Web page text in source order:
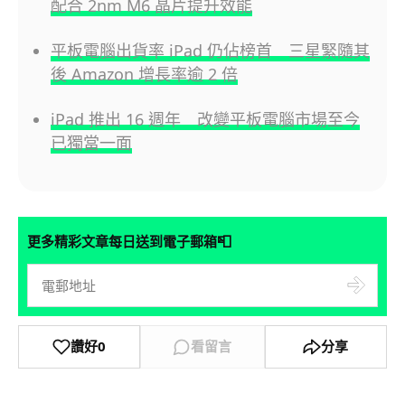
配合 2nm M6 晶片提升效能
平板電腦出貨率 iPad 仍佔榜首 三星緊隨其
後 Amazon 增長率逾 2 倍
iPad 推出 16 週年 改變平板電腦市場至今
已獨當一面
更多精彩文章每日送到電子郵箱📮
讚好0 看留言 分享